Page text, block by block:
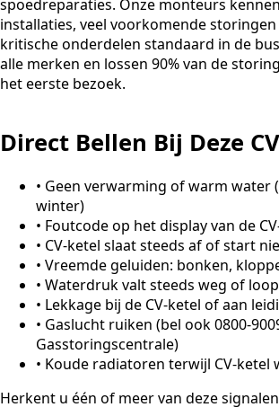
spoedreparaties. Onze monteurs
installaties, veel voorkomende
kritische onderdelen standaard in de
alle merken en lossen 90% van de
het eerste bezoek.
Direct Bellen Bij Deze
• Geen verwarming of warm water
winter)
• Foutcode op het display van de
• CV-ketel slaat steeds af of start
• Vreemde geluiden: bonken,
• Waterdruk valt steeds weg of
• Lekkage bij de CV-ketel of aan
• Gaslucht ruiken (bel ook 0800-
Gasstoringscentrale)
• Koude radiatoren terwijl CV-ketel
Herkent u één of meer van deze